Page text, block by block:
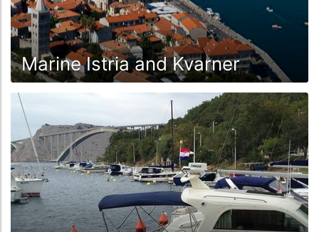
Venezia o a sud verso la baia di Kvaner. Chi naviga a
nord lungo la costa, passa prima per il Parco
Nazionale di Brioni. L'arcipelago, grande circa 36 km2
, era un tempo la residenza del leader jugoslavo Tito,
che vi riceveva celebrità della politica e della società.
Oggi, il porto dell'isola più grande Veli Brijun e anche
la baia Mikula (Sv. Nikole) su Mali Brijun possono
essere visitati dalle imbarcazioni turistiche. Tuttavia, i
prezzi dei biglietti per entrare nel parco nazionale
sono piuttosto alti.
Più a nord si trova la pittoresca Rovigno. Gli yacht
possono attraccare all'ACI Marina Rovinj, che ha
riaperto nell'estate del 2018 dopo un lungo periodo di
ristrutturazione. Inoltre, il porto di Rovigno offre
Marine Istria and Kvarner